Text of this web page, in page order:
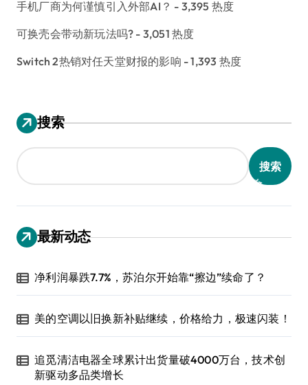
手机厂商为何谨慎引入外部AI？ - 3,395 热度
可换壳会带动新玩法吗? - 3,051 热度
Switch 2热销对任天堂财报的影响 - 1,393 热度
搜索
搜索
最新动态
净利润暴跌7.7%，苏泊尔开始靠“擦边”续命了？
美的空调以旧换新补贴继续，价格给力，极速闪装！
追觅清洁电器全球累计出货量破4000万台，技术创
新驱动多品类增长